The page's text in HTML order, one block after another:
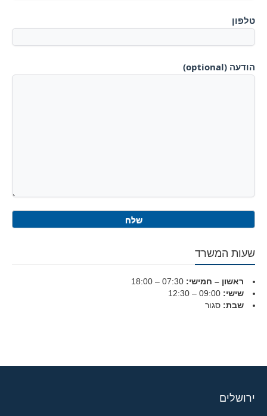
טלפון
הודעה (optional)
שעות המשרד
ראשון – חמישי: 07:30 – 18:00
שישי: 09:00 – 12:30
שבת: סגור
ירושלים